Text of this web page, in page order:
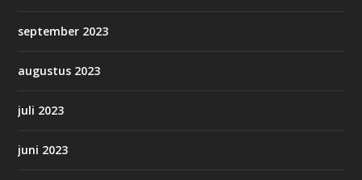
september 2023
augustus 2023
juli 2023
juni 2023